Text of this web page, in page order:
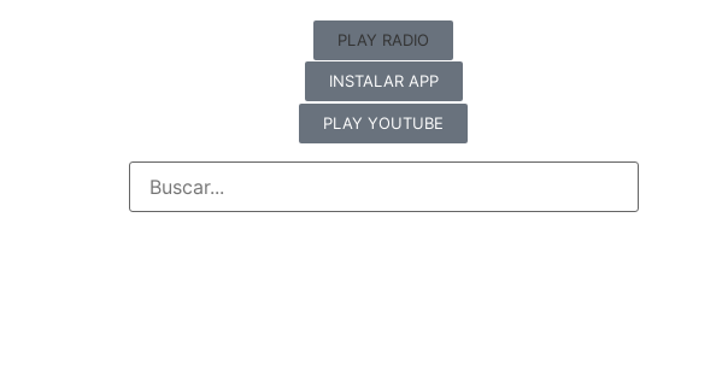
PLAY RADIO
INSTALAR APP
PLAY YOUTUBE